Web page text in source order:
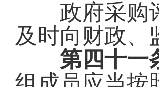
政府采购评
及时向财政、
第四十一